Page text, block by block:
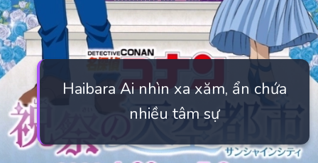
Haibara Ai nhìn xa xăm, ẩn chứa
nhiều tâm sự